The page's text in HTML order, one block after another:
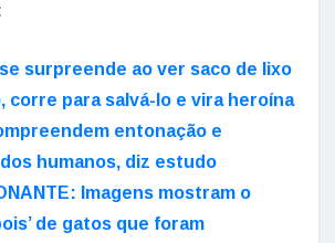
surpreende ao ver saco de lixo
corre para salvá-lo e vira heroína
entonação e
humanos, diz estudo
Imagens mostram o
de gatos que foram